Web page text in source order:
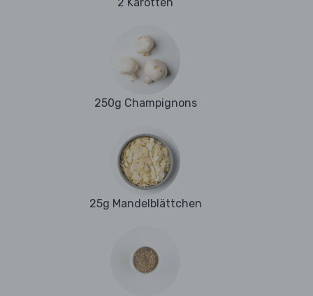
2 Karotten
250g Champignons
25g Mandelblättchen